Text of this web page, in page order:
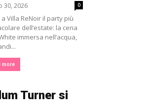
30, 2026 0
Villa ReNoir il party più
dell’estate: la cena
immersa nell’acqua,
more
Turner si